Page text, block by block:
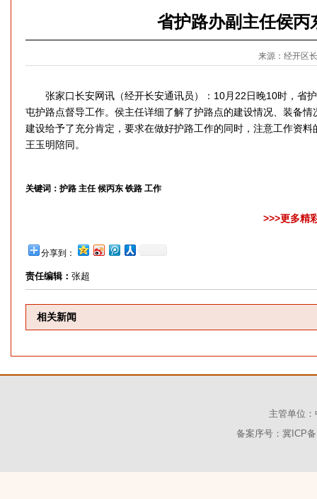
省护路办副主任侯丙
来源：经开区
张家口长安网讯（经开长安通讯员）：10月22日晚10时，省护
屯护路点督导工作。侯主任详细了解了护路点的建设情况、装备
建设给予了充分肯定，要求在做好护路工作的同时，注意工作资
王玉明陪同。
关键词： 护路 主任 候丙东 铁路 工作
>>>更多精
分享到：
责任编辑： 张超
相关新闻
主管单位
备案序号： 冀ICP